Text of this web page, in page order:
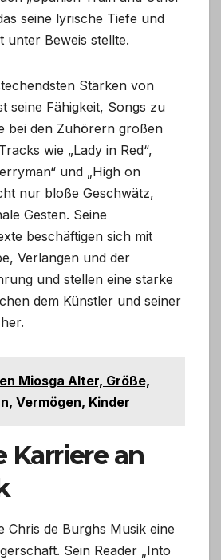
seine lyrische Tiefe und
unter Beweis stellte.
Stärken von
seine Fähigkeit, Songs zu
bei den Zuhörern großen
wie „Lady in Red“,
und „High on
nur bloße Geschwätz,
Gesten. Seine
beschäftigen sich mit
Verlangen und der
und stellen eine starke
dem Künstler und seiner
Miosga Alter, Größe,
Vermögen, Kinder
Karriere an
Chris de Burghs Musik eine
Sein Reader „Into